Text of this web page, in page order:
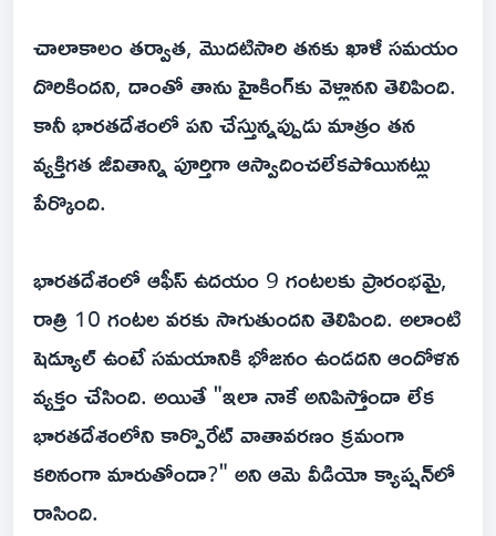
చాలాకాలం తర్వాత, మొదటిసారి తనకు ఖాళీ సమయం
దొరికిందని, దాంతో తాను హైకింగ్‌కు వెళ్లానని తెలిపింది.
కానీ భారతదేశంలో పని చేస్తున్నప్పుడు మాత్రం తన
వ్యక్తిగత జీవితాన్ని పూర్తిగా ఆస్వాదించలేకపోయినట్లు
పేర్కొంది.
భారతదేశంలో ఆఫీస్ ఉదయం 9 గంటలకు ప్రారంభమై,
రాత్రి 10 గంటల వరకు సాగుతుందని తెలిపింది. అలాంటి
షెడ్యూల్ ఉంటే సమయానికి భోజనం ఉండదని ఆందోళన
వ్యక్తం చేసింది. అయితే "ఇలా నాకే అనిపిస్తోందా లేక
భారతదేశంలోని కార్పొరేట్ వాతావరణం క్రమంగా
కఠినంగా మారుతోందా?" అని ఆమె వీడియో క్యాప్షన్‌లో
రాసింది.